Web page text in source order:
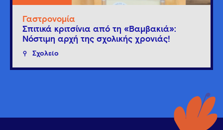
Γαστρονομία
Σπιτικά κριτσίνια από τη «Βαμβακιά»:
Νόστιμη αρχή της σχολικής χρονιάς!
Σχολείο